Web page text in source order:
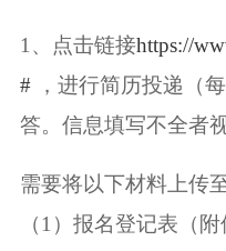
1、点击链接https://
#，进行简历投递（
答。信息填写不全者
需要将以下材料上传
（1）报名登记表（